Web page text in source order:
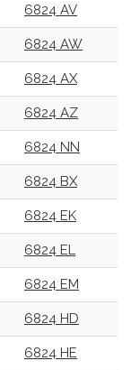
6824 AV
6824 AW
6824 AX
6824 AZ
6824 NN
6824 BX
6824 EK
6824 EL
6824 EM
6824 HD
6824 HE